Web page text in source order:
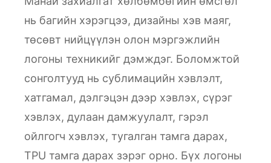
нь багийн хэрэгцээ, дизайны хэв маяг,
төсөвт нийцүүлэн олон мэргэжлийн
логоны техникийг дэмждэг. Боломжтой
сонголтууд нь сублимацийн хэвлэлт,
хатгамал, дэлгэцэн дээр хэвлэх, сүрэг
хэвлэх, дулаан дамжуулалт, гэрэл
ойлгогч хэвлэх, тугалган тамга дарах,
TPU тамга дарах зэрэг орно. Бүх логоны